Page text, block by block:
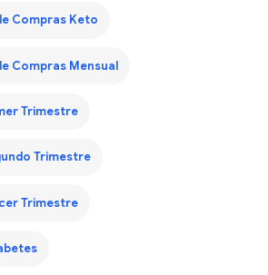
Compras Keto
Compras Mensual
Trimestre
Trimestre
Trimestre